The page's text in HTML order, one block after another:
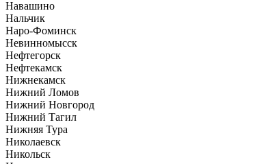
Навашино
Нальчик
Наро-Фоминск
Невинномысск
Нефтегорск
Нефтекамск
Нижнекамск
Нижний Ломов
Нижний Новгород
Нижний Тагил
Нижняя Тура
Николаевск
Никольск